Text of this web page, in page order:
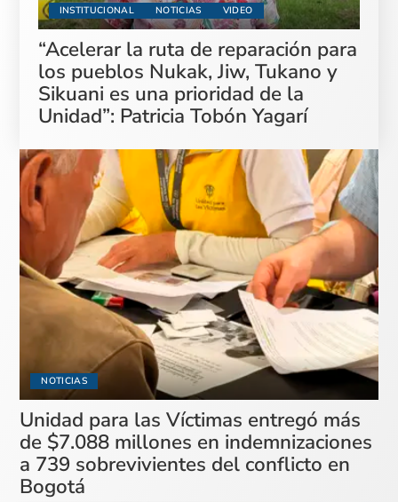
INSTITUCIONAL NOTICIAS VIDEO
“Acelerar la ruta de reparación para
los pueblos Nukak, Jiw, Tukano y
Sikuani es una prioridad de la
Unidad”: Patricia Tobón Yagarí
NOTICIAS
Unidad para las Víctimas entregó más
de $7.088 millones en indemnizaciones
a 739 sobrevivientes del conflicto en
Bogotá